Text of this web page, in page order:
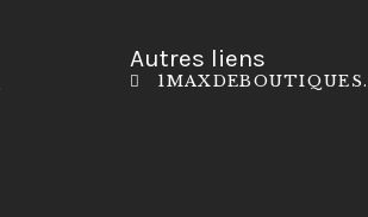
Autres liens